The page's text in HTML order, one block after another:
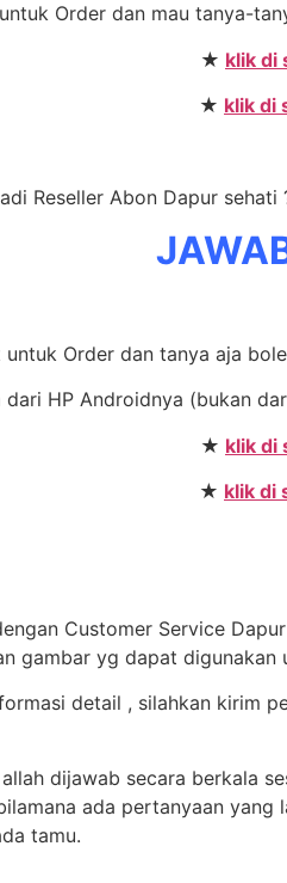
Order dan mau tanya-
★ klik di
★ klik di
Reseller Abon Dapur sehati
Order dan tanya aja
HP Androidnya (bukan
★ klik di
★ klik di
Customer Service
gambar yg dapat digunakan
detail , silahkan kirim
dijawab secara berkala
ada pertanyaan
tamu.